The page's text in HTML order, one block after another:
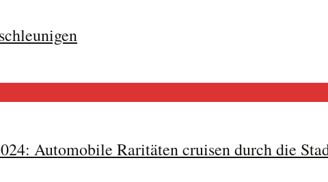
Automobile Raritäten cruisen durch die